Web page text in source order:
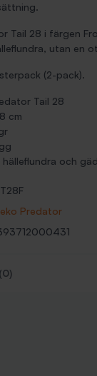
Tail 28 i färgen
utan en
(2-pack).
Tail 28
cm
hälleflundra och
Predator